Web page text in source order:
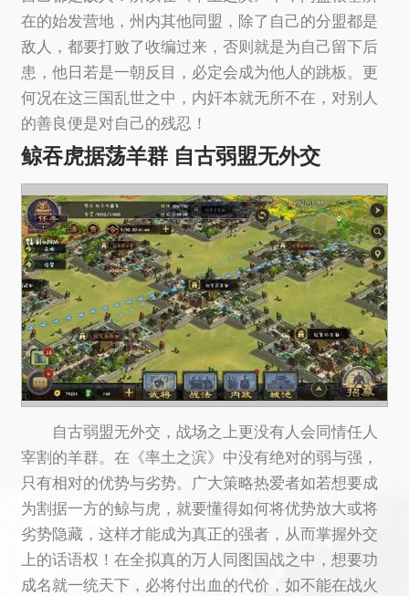
在的始发营地，州内其他同盟，除了自己的分盟都是
敌人，都要打败了收编过来，否则就是为自己留下后
患，他日若是一朝反目，必定会成为他人的跳板。更
何况在这三国乱世之中，内奸本就无所不在，对别人
的善良便是对自己的残忍！
鲸吞虎据荡羊群 自古弱盟无外交
自古弱盟无外交，战场之上更没有人会同情任人
宰割的羊群。在《率土之滨》中没有绝对的弱与强，
只有相对的优势与劣势。广大策略热爱者如若想要成
为割据一方的鲸与虎，就要懂得如何将优势放大或将
劣势隐藏，这样才能成为真正的强者，从而掌握外交
上的话语权！在全拟真的万人同图国战之中，想要功
成名就一统天下，必将付出血的代价，如不能在战火